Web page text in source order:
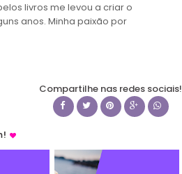
livros me levou a criar o
anos. Minha paixão por
Compartilhe nas redes sociais!